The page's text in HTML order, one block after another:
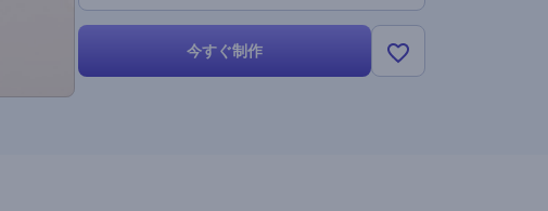
今すぐ制作